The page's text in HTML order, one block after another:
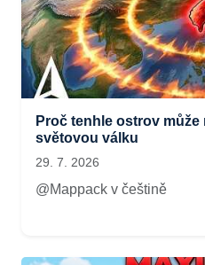
Proč tenhle ostrov
světovou válku
29. 7. 2026
@Mappack v češtině